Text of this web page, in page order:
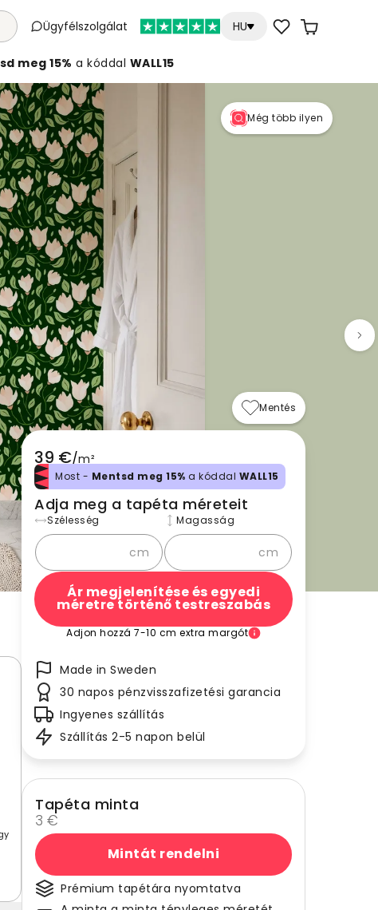
Ügyfélszolgálat HU
meg 15% a kóddal WALL15
Még több ilyen
Mentés
39 €/m²
Most - Mentsd meg 15% a kóddal WALL15
Adja meg a tapéta méreteit
Szélesség
cm
Magasság
cm
Ár megjelenítése és egyedi
méretre történő testreszabás
Adjon hozzá 7-10 cm extra margót
Made in Sweden
30 napos pénzvisszafizetési garancia
Ingyenes szállítás
Szállítás 2-5 napon belül
Tapéta minta
3 €
Mintát rendelni
Prémium tapétára nyomtatva